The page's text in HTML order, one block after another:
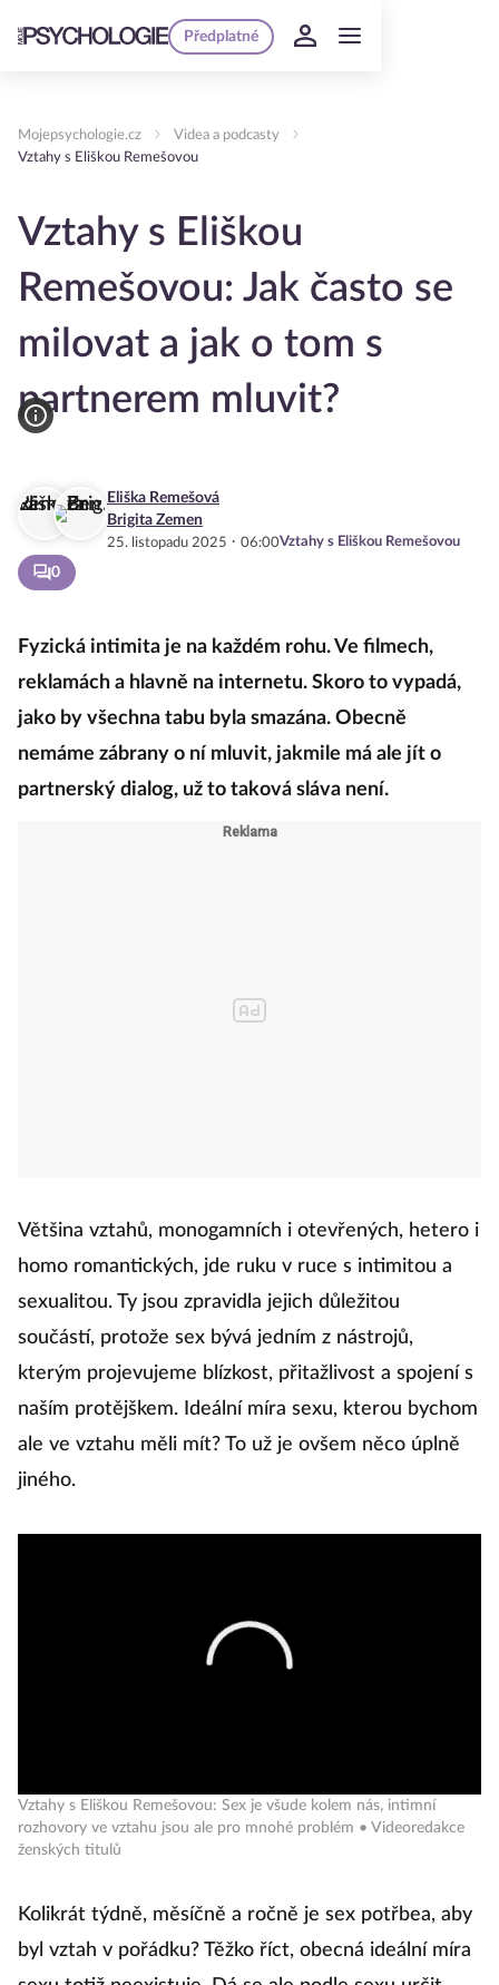
Předplatné
Mojepsychologie.cz
Videa a podcasty
Vztahy s Eliškou Remešovou
Vztahy s Eliškou
Remešovou: Jak často se
milovat a jak o tom s
partnerem mluvit?
Eliška Remešová
Brigita Zemen
25. listopadu 2025 · 06:00Vztahy s Eliškou Remešovou
0
Fyzická intimita je na každém rohu. Ve filmech,
reklamách a hlavně na internetu. Skoro to vypadá,
jako by všechna tabu byla smazána. Obecně
nemáme zábrany o ní mluvit, jakmile má ale jít o
partnerský dialog, už to taková sláva není.
Většina vztahů, monogamních i otevřených, hetero i
homo romantických, jde ruku v ruce s intimitou a
sexualitou. Ty jsou zpravidla jejich důležitou
součástí, protože sex bývá jedním z nástrojů,
kterým projevujeme blízkost, přitažlivost a spojení s
naším protějškem. Ideální míra sexu, kterou bychom
ale ve vztahu měli mít? To už je ovšem něco úplně
jiného.
Vztahy s Eliškou Remešovou: Sex je všude kolem nás, intimní
rozhovory ve vztahu jsou ale pro mnohé problém • Videoredakce
ženských titulů
Kolikrát týdně, měsíčně a ročně je sex potřbea, aby
byl vztah v pořádku? Těžko říct, obecná ideální míra